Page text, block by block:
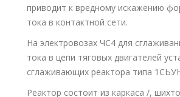
приводит к вредному искажению
тока в контактной сети.
На электровозах ЧС4 для
тока в цепи тяговых двигателей
сглаживающих реактора типа
Реактор состоит из каркаса /,